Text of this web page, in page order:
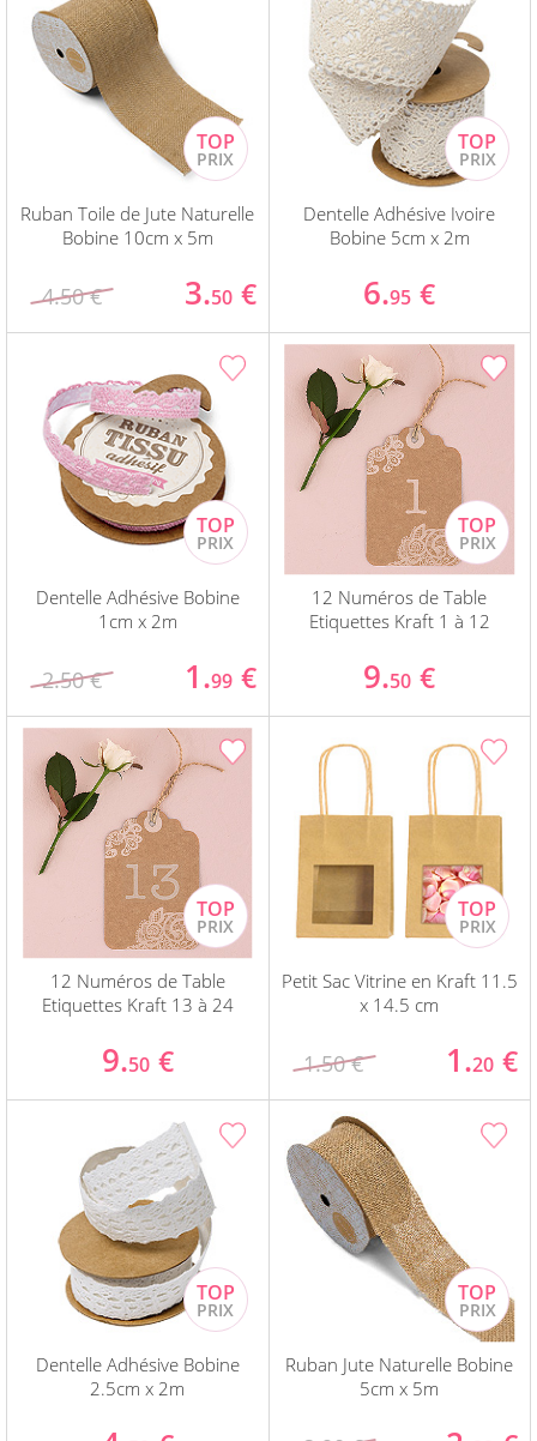
Ruban Toile de Jute Naturelle
Bobine 10cm x 5m
4.50 € 3.50 €
Dentelle Adhésive Ivoire
Bobine 5cm x 2m
6.95 €
Dentelle Adhésive Bobine
1cm x 2m
2.50 € 1.99 €
12 Numéros de Table
Etiquettes Kraft 1 à 12
9.50 €
12 Numéros de Table
Etiquettes Kraft 13 à 24
9.50 €
Petit Sac Vitrine en Kraft 11.5
x 14.5 cm
1.50 € 1.20 €
Dentelle Adhésive Bobine
2.5cm x 2m
Ruban Jute Naturelle Bobine
5cm x 5m